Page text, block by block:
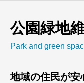
公園緑地
Park and green
地域の住民が安